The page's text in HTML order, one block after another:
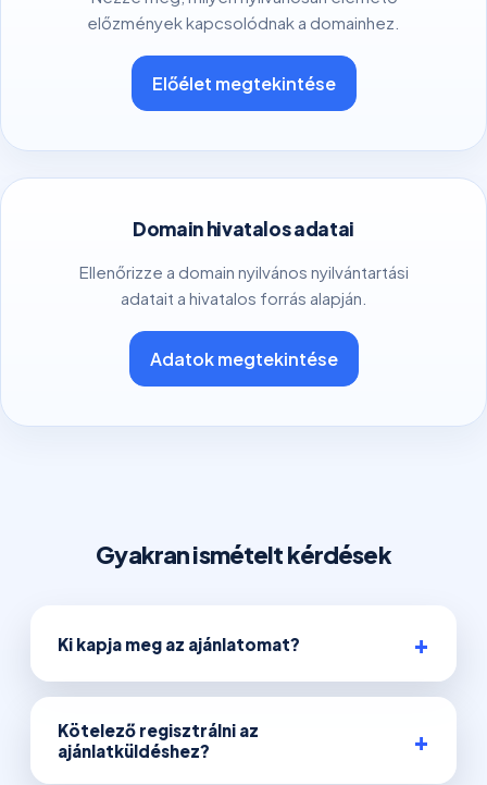
előzmények kapcsolódnak a domainhez.
Előélet megtekintése
Domain hivatalos adatai
Ellenőrizze a domain nyilvános nyilvántartási
adatait a hivatalos forrás alapján.
Adatok megtekintése
Gyakran ismételt kérdések
Ki kapja meg az ajánlatomat?
Kötelező regisztrálni az
ajánlatküldéshez?